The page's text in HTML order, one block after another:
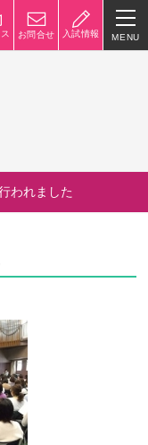
お問合せ 入試情報 MENU
規模
紹介動画
ーターズサイト（寄付金
願い）
、各教科の取り組み
われました